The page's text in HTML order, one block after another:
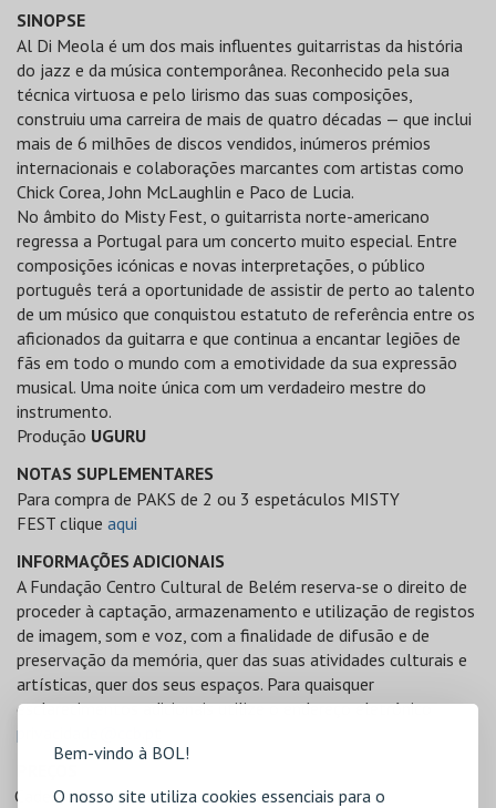
Bem-vindo à BOL!
O nosso site utiliza cookies essenciais para o
SINOPSE
Al Di Meola é um dos mais influentes guitarristas da história
do jazz e da música contemporânea. Reconhecido pela sua
técnica virtuosa e pelo lirismo das suas composições,
construiu uma carreira de mais de quatro décadas — que inclui
mais de 6 milhões de discos vendidos, inúmeros prémios
internacionais e colaborações marcantes com artistas como
Chick Corea, John McLaughlin e Paco de Lucia.
No âmbito do Misty Fest, o guitarrista norte-americano
regressa a Portugal para um concerto muito especial. Entre
composições icónicas e novas interpretações, o público
português terá a oportunidade de assistir de perto ao talento
de um músico que conquistou estatuto de referência entre os
aficionados da guitarra e que continua a encantar legiões de
fãs em todo o mundo com a emotividade da sua expressão
musical. Uma noite única com um verdadeiro mestre do
instrumento.
Produção UGURU
NOTAS SUPLEMENTARES
Para compra de PAKS de 2 ou 3 espetáculos MISTY
FEST clique aqui
INFORMAÇÕES ADICIONAIS
A Fundação Centro Cultural de Belém reserva-se o direito de
proceder à captação, armazenamento e utilização de registos
de imagem, som e voz, com a finalidade de difusão e de
preservação da memória, quer das suas atividades culturais e
artísticas, quer dos seus espaços. Para quaisquer
esclarecimentos adicionais utilize o endereço eletrónico
privacidade@ccb.pt
Cadeiras de Orquestra - 100€
1ª Plateia - 60€